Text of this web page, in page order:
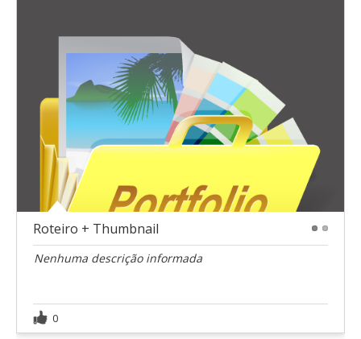
Roteiro + Thumbnail
Nenhuma descrição informada
0